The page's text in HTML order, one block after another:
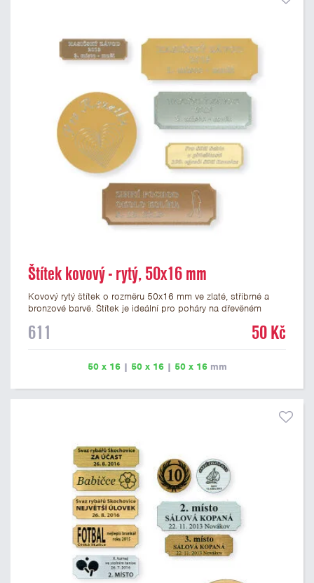
Štítek kovový - rytý, 50x16 mm
Kovový rytý štítek o rozměru 50x16 mm ve zlaté, stříbrné a
bronzové barvě. Štítek je ideální pro poháry na dřevěném
nebo text. U textu doporučujeme maximálně 3 řádky, aby byla
možné přiložit v prvním kroku objednávky.
611 50 Kč
50 x 16| 50 x 16| 50 x 16mm